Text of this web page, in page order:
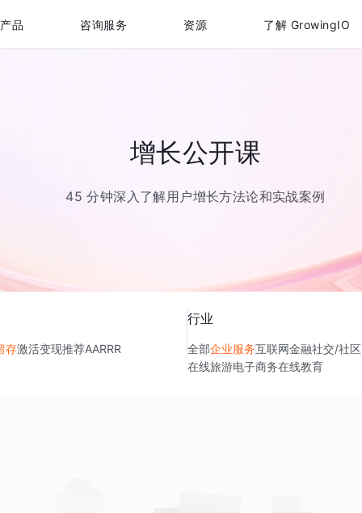
产品 咨询服务 资源 了解 GrowingIO
增长公开课
45 分钟深入了解用户增长方法论和实战案例
存激活变现推荐AARRR
行业
全部企业服务互联网金融社交/社区
在线旅游电子商务在线教育